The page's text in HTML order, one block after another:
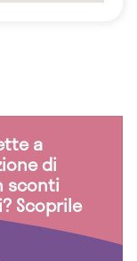
a
di
sconti
Scoprile